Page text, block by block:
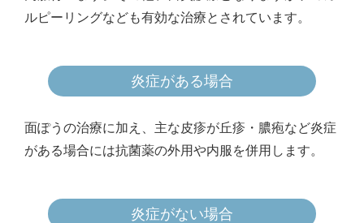
ルピーリングなども有効な治療とされています。
炎症がある場合
面ぽうの治療に加え、主な皮疹が丘疹・膿疱など炎症
がある場合には抗菌薬の外用や内服を併用します。
炎症がない場合